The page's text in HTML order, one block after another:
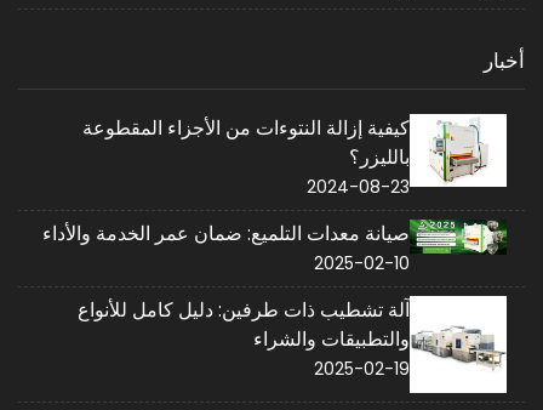
أخبار
كيفية إزالة النتوءات من الأجزاء المقطوعة
بالليزر؟
2024-08-23
صيانة معدات التلميع: ضمان عمر الخدمة والأداء
2025-02-10
آلة تشطيب ذات طرفين: دليل كامل للأنواع
والتطبيقات والشراء
2025-02-19